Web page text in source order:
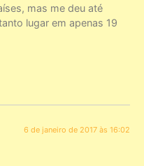
mas me deu até
lugar em apenas 19
6 de janeiro de 2017 às 16:02